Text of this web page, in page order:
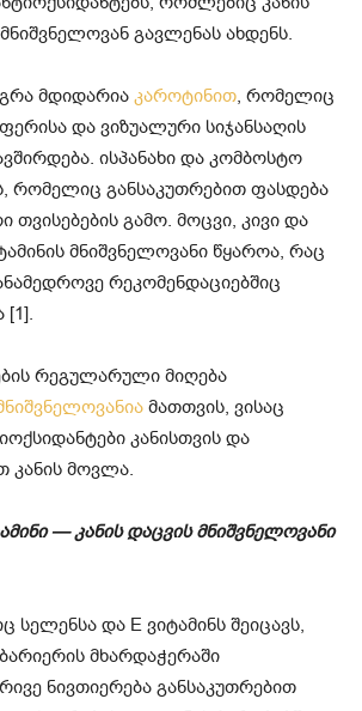
გავლენას ახდენს.
მდიდარიაკაროტინით, რომელიც
ფერისა და ვიზუალური სიჯანსაღის
ისპანახი და კომბოსტო
რომელიც განსაკუთრებით ფასდება
თვისებების გამო. მოცვი, კივი და
მნიშვნელოვანი წყაროა, რაც
რეკომენდაციებშიც
[1].
რეგულარული მიღება
მათთვის, ვისაც
კანისთვის და
კანის მოვლა.
— კანის დაცვის მნიშვნელოვანი
სელენსა და E ვიტამინს შეიცავს,
მხარდაჭერაში
ნივთიერება განსაკუთრებით